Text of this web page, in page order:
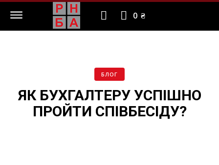
0 ₴
БЛОГ
ЯК БУХГАЛТЕРУ УСПІШНО
ПРОЙТИ СПІВБЕСІДУ?